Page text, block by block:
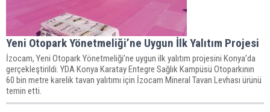
Yeni Otopark Yönetmeliği’ne Uygun İlk Yalıtım Projesi
İzocam, Yeni Otopark Yönetmeliği’ne uygun ilk yalıtım projesini Konya’da
gerçekleştirildi. YDA Konya Karatay Entegre Sağlık Kampüsü Otoparkının
60 bin metre karelik tavan yalıtımı için İzocam Mineral Tavan Levhası ürünü
temin etti.